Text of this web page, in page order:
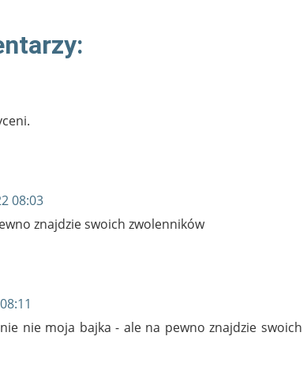
08:03
znajdzie swoich zwolenników
nie moja bajka - ale na pewno znajdzie swoich